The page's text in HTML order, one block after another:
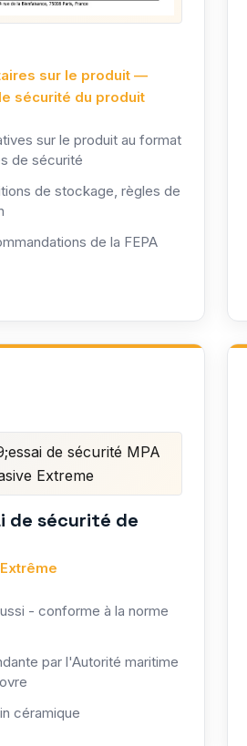
sur le produit —
sécurité du produit
sur le produit au format
de sécurité
de stockage, règles de
de la FEPA
de sécurité de
- conforme à la norme
par l'Autorité maritime
céramique